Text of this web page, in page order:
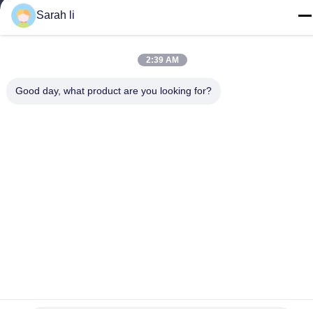
τηλ
86-0755-27097532-8:30
Sarah li
2:39 AM
Good day, what product are you looking for?